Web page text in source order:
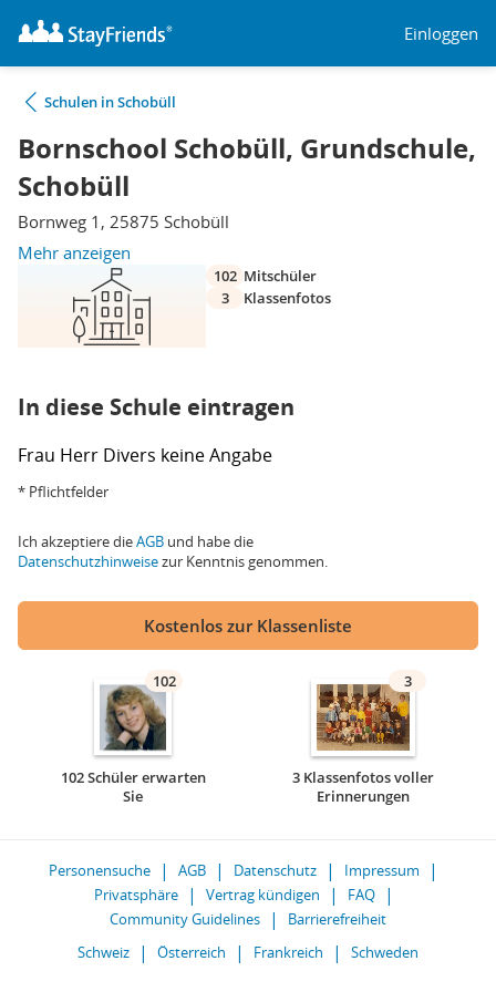
Einloggen
Schulen in Schobüll
Bornschool Schobüll, Grundschule,
Schobüll
Bornweg 1, 25875 Schobüll
Mehr anzeigen
102 Mitschüler
3
Klassenfotos
In diese Schule eintragen
Frau Herr Divers keine Angabe
* Pflichtfelder
Ich akzeptiere dieAGB und habe die
Datenschutzhinweisezur Kenntnis genommen.
Kostenlos zur Klassenliste
102
102 Schüler erwarten
Sie
3
3 Klassenfotos voller
Erinnerungen
Personensuche AGB Datenschutz
Impressum
Privatsphäre
Vertrag kündigen
FAQ
Community Guidelines
Barrierefreiheit
Schweiz
Österreich Frankreich Schweden